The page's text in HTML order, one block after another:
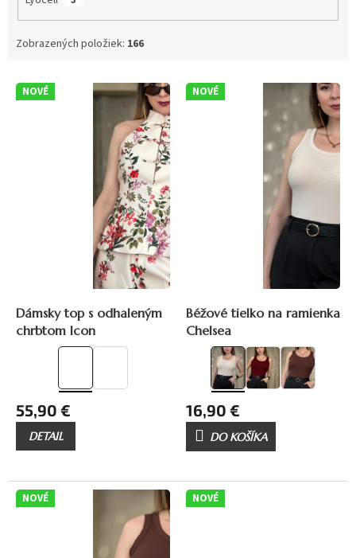
Zobrazených položiek: 166
V NOVÉ
Dámsky top s odhaleným
chrbtom Icon
55,90 €
DETAIL
NOVÉ
Béžové tielko na ramienka
Chelsea
16,90 €
DO KOŠÍKA
NOVÉ NOVÉ